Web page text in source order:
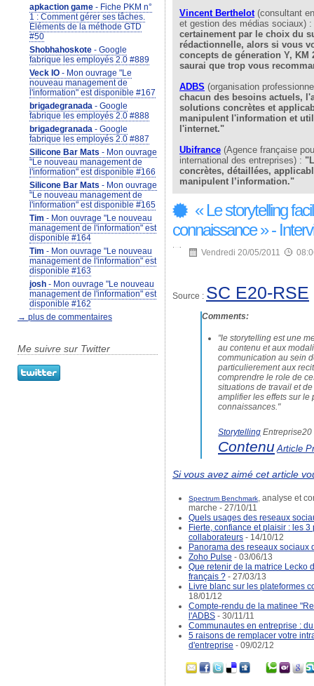
apkaction game - Fiche PKM n°
1 : Comment gérer ses tâches.
Eléments de la méthode GTD
#50
Shobhahoskote - Google
fabrique les employés 2.0 #889
Veck IO - Mon ouvrage "Le
nouveau management de
l'information" est disponible #167
brigadegranada - Google
fabrique les employés 2.0 #888
brigadegranada - Google
fabrique les employés 2.0 #887
Silicone Bar Mats - Mon ouvrage
"Le nouveau management de
l'information" est disponible #166
Silicone Bar Mats - Mon ouvrage
"Le nouveau management de
l'information" est disponible #165
Tim - Mon ouvrage "Le nouveau
management de l'information" est
disponible #164
Tim - Mon ouvrage "Le nouveau
management de l'information" est
disponible #163
josh - Mon ouvrage "Le nouveau
management de l'information" est
disponible #162
→ plus de commentaires
Me suivre sur Twitter
Vincent Berthelot(consultant
et gestion des médias sociaux) :
certainement par le choix du
rédactionnelle, alors si vous
concepts de géneration Y, KM
saurai que trop vous
ADBS (organisation
chacun des besoins actuels,
solutions concrètes et
manipulent l'information et
l'internet."
Ubifrance (Agence française
international des entreprises) :
concrètes, détaillées,
manipulent l’information."
« Le storytelling
connaissance » -
Vendredi 20/05/2011
Source : SC E20-RSE
Comments:
"le storytelling est une
au contenu et aux
communication au sein
particulierement aux
comprendre le role de
situations de travail et
amplifier les effets sur le
connaissances."
Storytelling
Contenu Article
Si vous avez aimé cet article
Spectrum Benchmark, analyse et
marche - 27/10/11
Quels usages des reseaux
Fierte, confiance et plaisir : les
collaborateurs - 14/10/12
Panorama des reseaux sociaux
Zoho Pulse - 03/06/13
Que retenir de la matrice Lecko
français ? - 27/03/13
Livre blanc sur les plateformes
18/01/12
Compte-rendu de la matinee
l'ADBS - 30/11/11
Communautes en entreprise :
5 raisons de remplacer votre
d'entreprise - 09/02/12